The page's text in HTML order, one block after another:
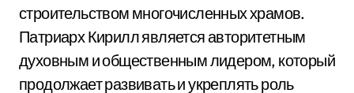
строительством многочисленных храмов.
Патриарх Кирилл является авторитетным
духовным и общественным лидером, который
продолжает развивать и укреплять роль